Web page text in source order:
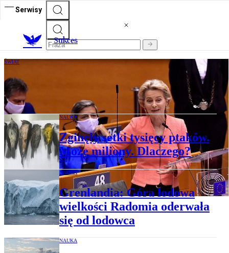
Serwisy
Sukces
ŚWIAT
Zielone ambicje Unii Europejskiej
NAUKA
Zginęły setki tysięcy ptaków.
Może miliony. Dlaczego?
NAUKA
Grenlandia: Góra lodowa
wielkości Radomia oderwała
się od lodowca
NAUKA